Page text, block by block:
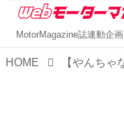
MotorMagazine誌連動企画
HOME